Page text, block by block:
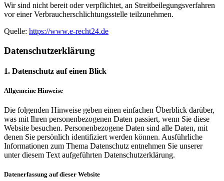
Wir sind nicht bereit oder verpflichtet, an Streitbeilegungsverfahren
vor einer Verbraucherschlichtungsstelle teilzunehmen.
Quelle: https://www.e-recht24.de
Datenschutz­erklärung
1. Datenschutz auf einen Blick
Allgemeine Hinweise
Die folgenden Hinweise geben einen einfachen Überblick darüber,
was mit Ihren personenbezogenen Daten passiert, wenn Sie diese
Website besuchen. Personenbezogene Daten sind alle Daten, mit
denen Sie persönlich identifiziert werden können. Ausführliche
Informationen zum Thema Datenschutz entnehmen Sie unserer
unter diesem Text aufgeführten Datenschutzerklärung.
Datenerfassung auf dieser Website